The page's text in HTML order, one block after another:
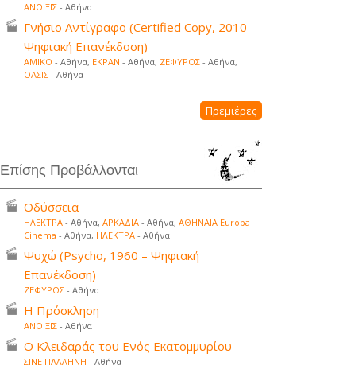
ΑΝΟΙΞΙΣ - Αθήνα
Γνήσιο Αντίγραφο (Certified Copy, 2010 –
Ψηφιακή Επανέκδοση)
ΑΜΙΚΟ - Αθήνα, ΕΚΡΑΝ - Αθήνα, ΖΕΦΥΡΟΣ - Αθήνα,
ΟΑΣΙΣ - Αθήνα
Πρεμιέρες
Επίσης Προβάλλονται
Οδύσσεια
ΗΛΕΚΤΡΑ - Αθήνα, ΑΡΚΑΔΙΑ - Αθήνα, ΑΘΗΝΑΙΑ Europa
Cinema - Αθήνα, ΗΛΕΚΤΡΑ - Αθήνα
Ψυχώ (Psycho, 1960 – Ψηφιακή
Επανέκδοση)
ΖΕΦΥΡΟΣ - Αθήνα
Η Πρόσκληση
ΑΝΟΙΞΙΣ - Αθήνα
Ο Κλειδαράς του Ενός Εκατομμυρίου
ΣΙΝΕ ΠΑΛΛΗΝΗ - Αθήνα